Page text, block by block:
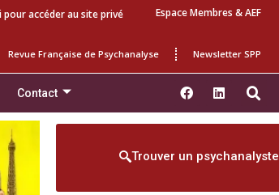
pour accéder au site privé Espace Membres & AEF
Revue Française de Psychanalyse Newsletter SPP
Contact
Trouver un psychanalyste